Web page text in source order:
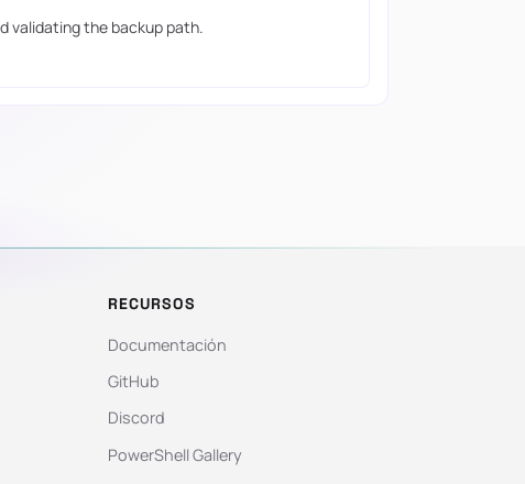
validating the backup path.
RECURSOS
Documentación
GitHub
Discord
PowerShell Gallery